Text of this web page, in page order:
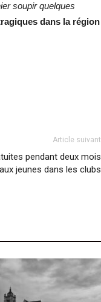
soupir quelques
dans la région
Article suivant
pendant deux mois
jeunes dans les clubs